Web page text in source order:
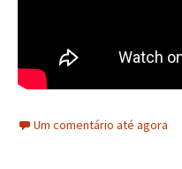
Um comentário até agora